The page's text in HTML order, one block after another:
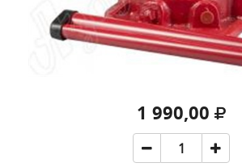
1 990,00